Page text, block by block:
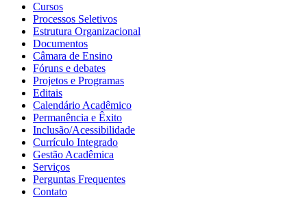
Cursos
Processos Seletivos
Estrutura Organizacional
Documentos
Câmara de Ensino
Fóruns e debates
Projetos e Programas
Editais
Calendário Acadêmico
Permanência e Êxito
Inclusão/Acessibilidade
Currículo Integrado
Gestão Acadêmica
Serviços
Perguntas Frequentes
Contato